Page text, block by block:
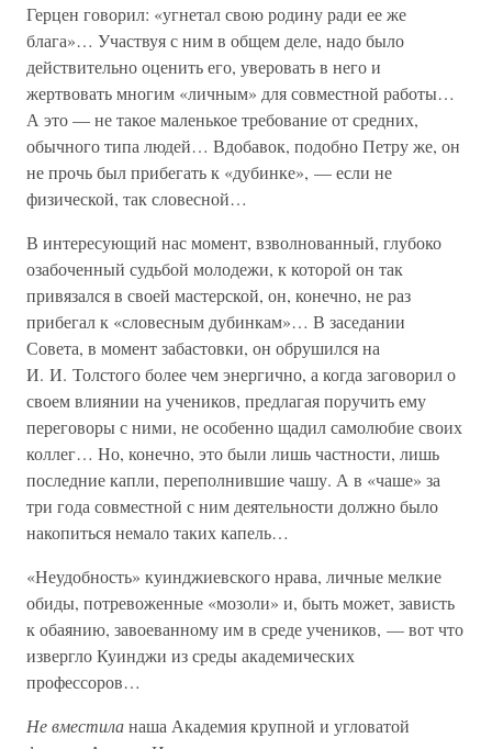
Герцен говорил: «угнетал свою родину ради ее же
блага»… Участвуя с ним в общем деле, надо было
действительно оценить его, уверовать в него и
жертвовать многим «личным» для совместной работы…
А это — не такое маленькое требование от средних,
обычного типа людей… Вдобавок, подобно Петру же, он
не прочь был прибегать к «дубинке», — если не
физической, так словесной…
В интересующий нас момент, взволнованный, глубоко
озабоченный судьбой молодежи, к которой он так
привязался в своей мастерской, он, конечно, не раз
прибегал к «словесным дубинкам»… В заседании
Совета, в момент забастовки, он обрушился на
И. И. Толстого более чем энергично, а когда заговорил о
своем влиянии на учеников, предлагая поручить ему
переговоры с ними, не особенно щадил самолюбие своих
коллег… Но, конечно, это были лишь частности, лишь
последние капли, переполнившие чашу. А в «чаше» за
три года совместной с ним деятельности должно было
накопиться немало таких капель…
«Неудобность» куинджиевского нрава, личные мелкие
обиды, потревоженные «мозоли» и, быть может, зависть
к обаянию, завоеванному им в среде учеников, — вот что
извергло Куинджи из среды академических
профессоров…
Не вместиланаша Академия крупной и угловатой